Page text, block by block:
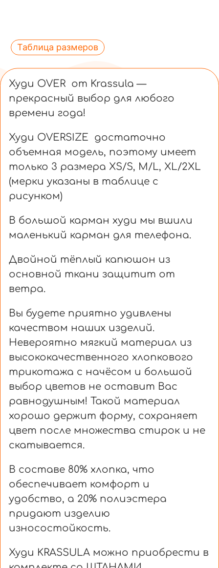
Таблица размеров
Худи OVER от Krassula —
прекрасный выбор для любого
времени года!
Худи OVERSIZE достаточно
объемная модель, поэтому имеет
только 3 размера XS/S, M/L, XL/2XL
(мерки указаны в таблице с
рисунком)
В большой карман худи мы вшили
маленький карман для телефона.
Двойной тёплый капюшон из
основной ткани защитит от
ветра.
Вы будете приятно удивлены
качеством наших изделий.
Невероятно мягкий материал из
высококачественного хлопкового
трикотажа с начёсом и большой
выбор цветов не оставит Вас
равнодушным! Такой материал
хорошо держит форму, сохраняет
цвет после множества стирок и не
скатывается.
В составе 80% хлопка, что
обеспечивает комфорт и
удобство, а 20% полиэстера
придают изделию
износостойкость.
Худи KRASSULA можно приобрести в